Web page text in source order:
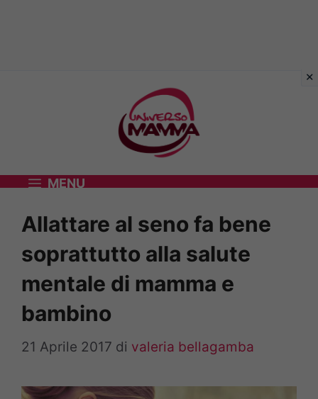
MENU
Allattare al seno fa bene
soprattutto alla salute
mentale di mamma e
bambino
21 Aprile 2017 di valeria bellagamba